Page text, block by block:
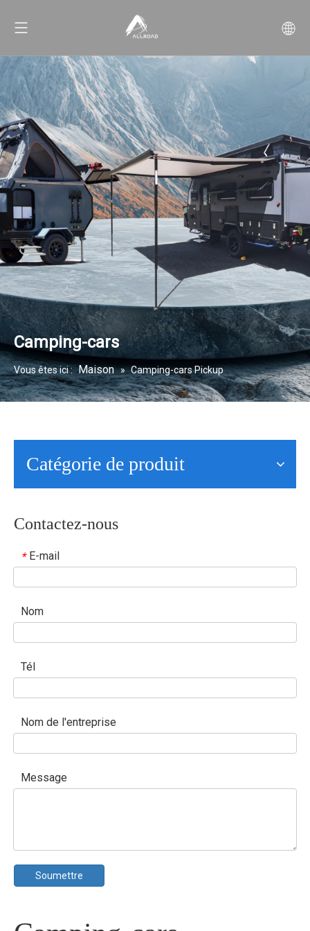
Camping-cars
Vous êtes ici : Maison » Camping-cars Pickup
Catégorie de produit
Contactez-nous
* E-mail
Nom
Tél
Nom de l'entreprise
Message
Soumettre